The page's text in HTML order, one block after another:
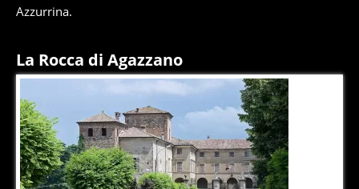
Azzurrina.
La Rocca di Agazzano